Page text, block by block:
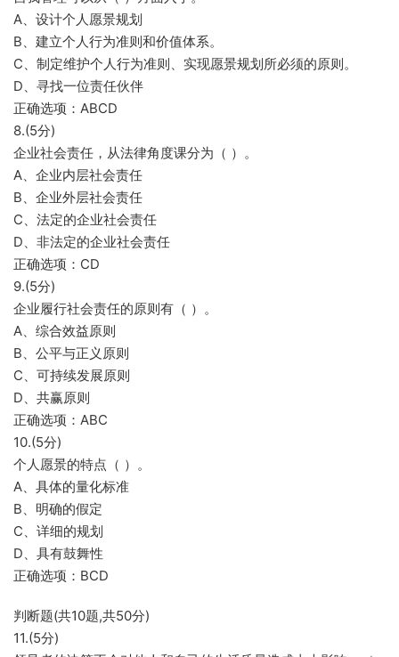
A、设计个人愿景规划
B、建立个人行为准则和价值体系。
C、制定维护个人行为准则、实现愿景规划所必须的原则。
D、寻找一位责任伙伴
正确选项：ABCD
8.(5分)
企业社会责任，从法律角度课分为（ ）。
A、企业内层社会责任
B、企业外层社会责任
C、法定的企业社会责任
D、非法定的企业社会责任
正确选项：CD
9.(5分)
企业履行社会责任的原则有（ ）。
A、综合效益原则
B、公平与正义原则
C、可持续发展原则
D、共赢原则
正确选项：ABC
10.(5分)
个人愿景的特点（ ）。
A、具体的量化标准
B、明确的假定
C、详细的规划
D、具有鼓舞性
正确选项：BCD
判断题(共10题,共50分)
11.(5分)